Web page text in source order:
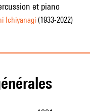
et piano
Ichiyanagi(1933-2022)